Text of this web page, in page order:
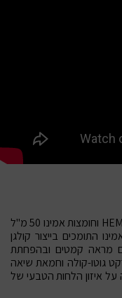
קרם יום לכל סוגי העור מסדרת HEMP COMPLEX וחומצות אמינו 50 מ"ל
התומכים בייצור קולגן
מראה קמטים ובהפחתת
גוטו-קולה וחמאת שיאה
על איזון הלחות הטבעי של